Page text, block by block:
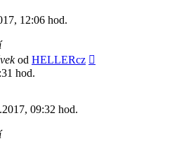
12:06 hod.
od HELLERcz
hod.
09:32 hod.